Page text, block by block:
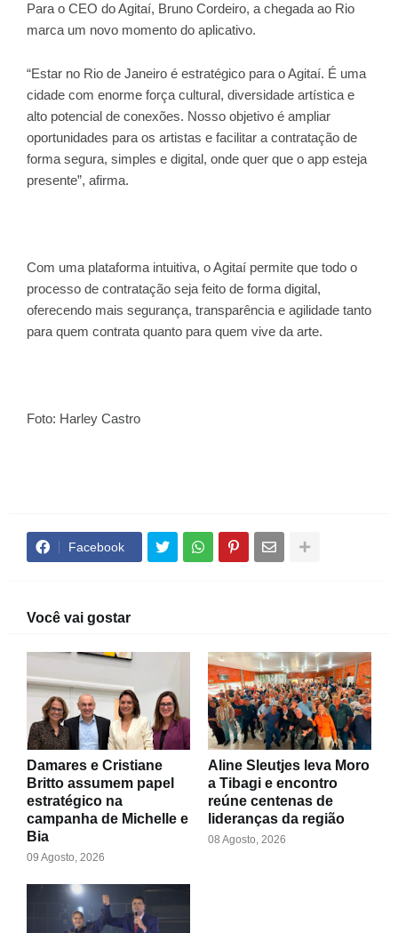
Para o CEO do Agitaí, Bruno Cordeiro, a chegada ao Rio
marca um novo momento do aplicativo.
“Estar no Rio de Janeiro é estratégico para o Agitaí. É uma
cidade com enorme força cultural, diversidade artística e
alto potencial de conexões. Nosso objetivo é ampliar
oportunidades para os artistas e facilitar a contratação de
forma segura, simples e digital, onde quer que o app esteja
presente”, afirma.
Com uma plataforma intuitiva, o Agitaí permite que todo o
processo de contratação seja feito de forma digital,
oferecendo mais segurança, transparência e agilidade tanto
para quem contrata quanto para quem vive da arte.
Foto: Harley Castro
Facebook
Você vai gostar
Damares e Cristiane
Britto assumem papel
estratégico na
campanha de Michelle e
Bia
09 Agosto, 2026
Aline Sleutjes leva Moro
a Tibagi e encontro
reúne centenas de
lideranças da região
08 Agosto, 2026